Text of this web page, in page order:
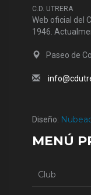
C.D. UTRERA
Web oficial del
1946.
Paseo de
Diseño:
MENÚ
Club